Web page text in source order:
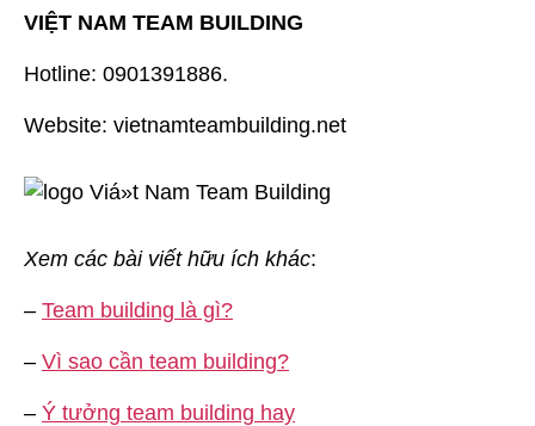
VIỆT NAM TEAM BUILDING
Hotline: 0901391886.
Website: vietnamteambuilding.net
Xem các bài viết hữu ích khác:
– Team building là gì?
– Vì sao cần team building?
– Ý tưởng team building hay